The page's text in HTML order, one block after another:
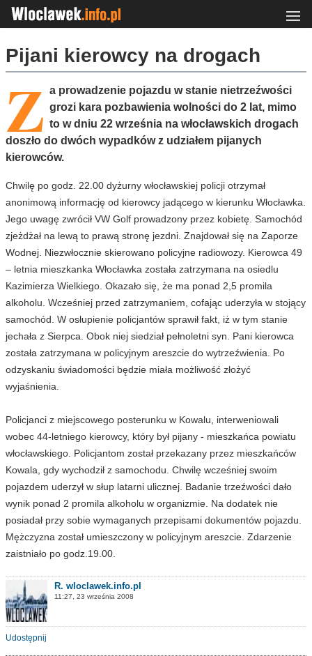
Pijani kierowcy na drogach
Z a prowadzenie pojazdu w stanie nietrzeźwości
grozi kara pozbawienia wolności do 2 lat, mimo
to w dniu 22 września na włocławskich drogach
doszło do dwóch wypadków z udziałem pijanych
kierowców.
Chwilę po godz. 22.00 dyżurny włocławskiej policji otrzymał
anonimową informację od kierowcy jadącego w kierunku Włocławka.
Jego uwagę zwrócił VW Golf prowadzony przez kobietę. Samochód
zjeżdżał na lewą to prawą stronę jezdni. Znajdował się na Zaporze
Wodnej. Niezwłocznie skierowano policyjne radiowozy. Kierowca 49
– letnia mieszkanka Włocławka została zatrzymana na osiedlu
Kazimierza Wielkiego. Okazało się, że ma ponad 2,5 promila
alkoholu. Wcześniej przed zatrzymaniem, cofając uderzyła w stojący
samochód. W osłupienie policjantów sprawił fakt, iż w tym stanie
jechała z Sierpca. Obok niej siedział pełnoletni syn. Pani kierowca
została zatrzymana w policyjnym areszcie do wytrzeźwienia. Po
odzyskaniu świadomości będzie miała możliwość złożyć
wyjaśnienia.
Policjanci z miejscowego posterunku w Kowalu, interweniowali
wobec 44-letniego kierowcy, który był pijany - mieszkańca powiatu
włocławskiego. Policjantom został przekazany przez mieszkańców
Kowala, gdy wychodził z samochodu. Chwilę wcześniej swoim
pojazdem uderzył w słup latarni ulicznej. Badanie trzeźwości dało
wynik ponad 2 promila alkoholu w organizmie. Na dodatek nie
posiadał przy sobie wymaganych przepisami dokumentów pojazdu.
Mężczyzna został umieszczony w policyjnym areszcie. Zdarzenie
zaistniało po godz.19.00.
R. wloclawek.info.pl
11:27, 23 września 2008
Udostępnij